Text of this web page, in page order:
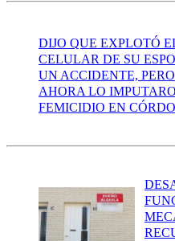
DIJO QUE EXPLOTÓ
CELULAR DE SU
UN ACCIDENTE, PERO
AHORA LO
FEMICIDIO EN